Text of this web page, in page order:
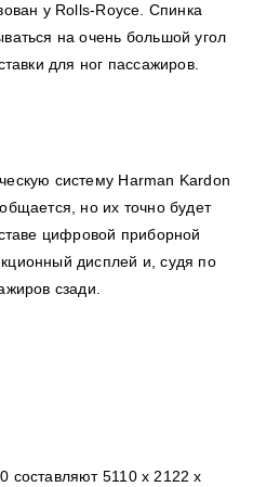
у Rolls-Royce. Спинка
на очень большой угол
для ног пассажиров.
систему Harman Kardon
но их точно будет
цифровой приборной
дисплей и, судя по
сзади.
составляют 5110 х 2122 х